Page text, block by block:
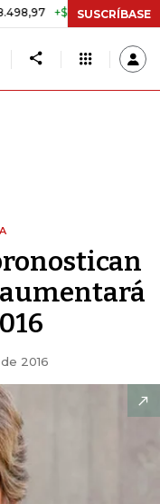
+$ 8.753,81 +2,19%
SUSCRÍBASE
2016